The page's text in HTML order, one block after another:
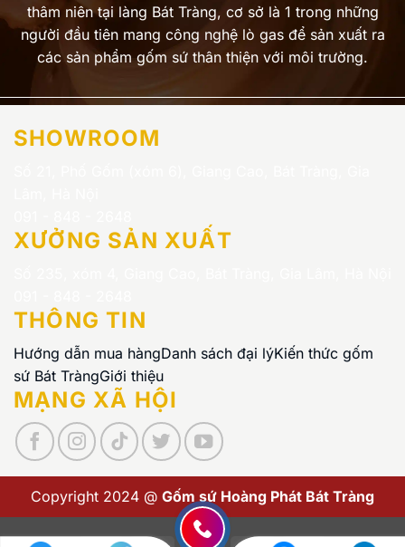
thâm niên tại làng Bát Tràng, cơ sở là 1 trong những
người đầu tiên mang công nghệ lò gas để sản xuất ra
các sản phẩm gốm sứ thân thiện với môi trường.
SHOWROOM
XƯỞNG SẢN XUẤT
THÔNG TIN
Hướng dẫn mua hàngDanh sách đại lýKiến thức gốm
sứ Bát TràngGiới thiệu
MẠNG XÃ HỘI
Copyright 2024 @ Gốm sứ Hoàng Phát Bát Tràng